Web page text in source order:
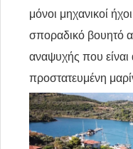
μόνοι μηχανικοί
σποραδικό βουητό
αναψυχής που
προστατευμένη